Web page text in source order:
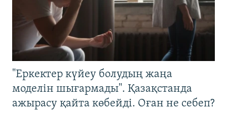
"Еркектер күйеу болудың жаңа
моделін шығармады". Қазақстанда
ажырасу қайта көбейді. Оған не себеп?